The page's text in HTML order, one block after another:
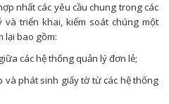
nhất các yêu cầu chung trong các
triển khai, kiểm soát chúng một
lại bao gồm:
các hệ thống quản lý đơn lẻ;
và phát sinh giấy tờ từ các hệ thống